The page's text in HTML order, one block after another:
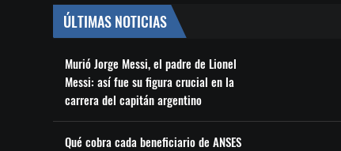
ÚLTIMAS NOTICIAS
Murió Jorge Messi, el padre de Lionel
Messi: así fue su figura crucial en la
carrera del capitán argentino
Qué cobra cada beneficiario de ANSES